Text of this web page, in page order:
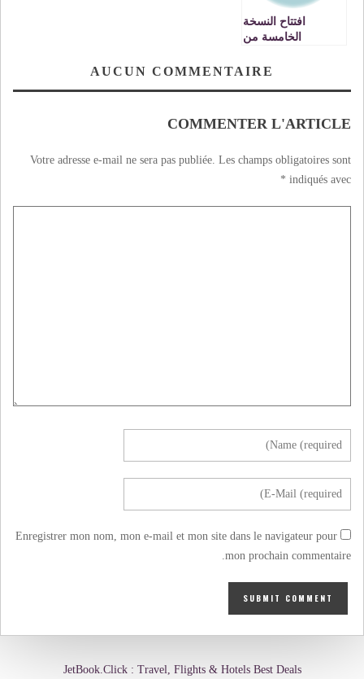
افتتاح النسخة
الخامسة من
للفيلم بتكريم العديدAUCUN COMMENTAIRE
COMMENTER L'ARTICLE
Votre adresse e-mail ne sera pas publiée. Les champs obligatoires sont
indiqués avec
*
Enregistrer mon nom, mon e-mail et mon site dans le navigateur pour
mon prochain commentaire.
JetBook.Click : Travel, Flights & Hotels Best Deals